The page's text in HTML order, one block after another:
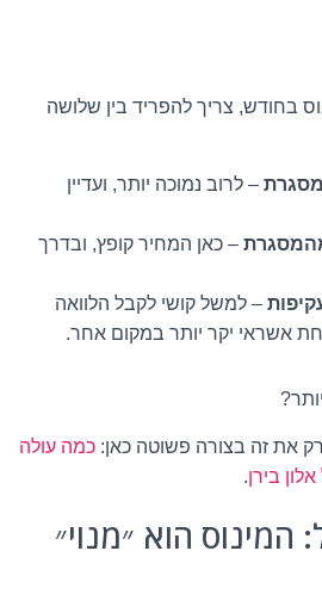
בחודש, צריך להפריד בין שלושה
– לרוב נמוכה יותר, ועדיין
– כאן המחיר קופץ, ובדרך
– למשל קושי לקבל הלוואה
אשראי יקר יותר במקום אחר.
את זה בצורה פשוטה כאן: כמה עולה
בירן.
הוא ״מנוי״